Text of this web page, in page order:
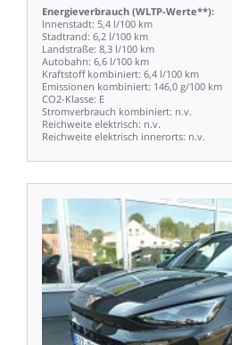
Energieverbrauch (WLTP-Werte**):
Innenstadt: 5,4 l/100 km
Stadtrand: 6,2 l/100 km
Landstraße: 8,3 l/100 km
Autobahn: 6,6 l/100 km
Kraftstoff kombiniert: 6,4 l/100 km
Emissionen kombiniert: 146,0 g/100 km
CO2-Klasse: E
Stromverbrauch kombiniert: n.v.
Reichweite elektrisch: n.v.
Reichweite elektrisch innerorts: n.v.